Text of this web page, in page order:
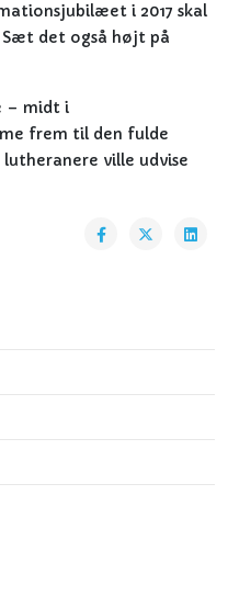
i 2017 skal
det også højt på
– midt i
frem til den fulde
ville udvise